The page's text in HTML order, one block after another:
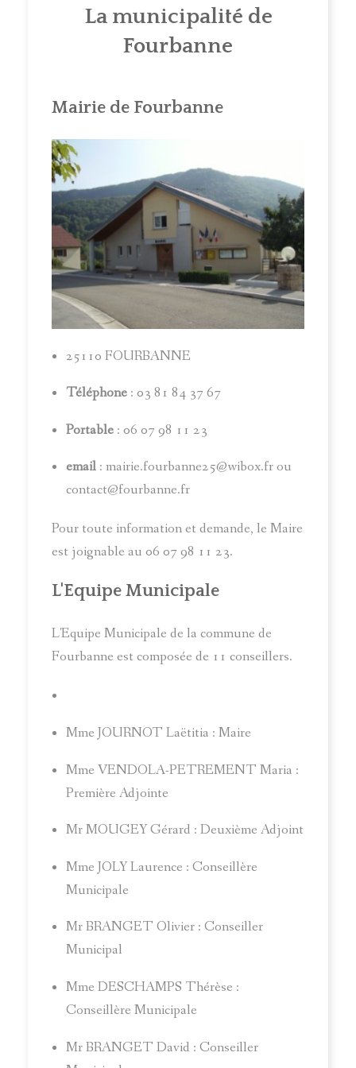
ACTUALITÉSLa municipalité de
Fourbanne
Mairie de Fourbanne
25110 FOURBANNE
Téléphone: 03 81 84 37 67
Portable: 06 07 98 11 23
email: mairie.fourbanne25@wibox.fr ou
contact@fourbanne.fr
Pour toute information et demande, le Maire
est joignable au 06 07 98 11 23.
L'Equipe Municipale
L'Equipe Municipale de la commune de
Fourbanne est composée de 11 conseillers.
Mme JOURNOT Laëtitia : Maire
Mme VENDOLA-PETREMENT Maria :
Première Adjointe
Mr MOUGEY Gérard : Deuxième Adjoint
Mme JOLY Laurence : Conseillère
Municipale
Mr BRANGET Olivier : Conseiller
Municipal
Mme DESCHAMPS Thérèse :
Conseillère Municipale
Mr BRANGET David : Conseiller